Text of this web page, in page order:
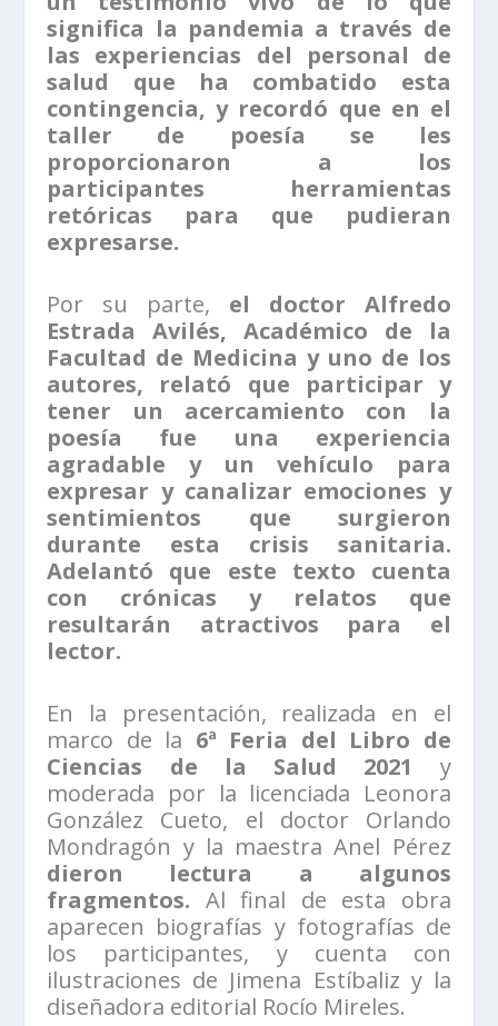
significa la pandemia a través de
las experiencias del personal de
salud que ha combatido esta
contingencia, y recordó que en el
taller de poesía se les
proporcionaron a los
participantes herramientas
retóricas para que pudieran
expresarse.
Por su parte, el doctor Alfredo
Estrada Avilés, Académico de la
Facultad de Medicina y uno de los
autores, relató que participar y
tener un acercamiento con la
poesía fue una experiencia
agradable y un vehículo para
expresar y canalizar emociones y
sentimientos que surgieron
durante esta crisis sanitaria.
Adelantó que este texto cuenta
con crónicas y relatos que
resultarán atractivos para el
lector.
En la presentación, realizada en el
marco de la 6ª Feria del Libro de
Ciencias de la Salud 2021
y
moderada por la licenciada Leonora
González Cueto, el doctor Orlando
Mondragón y la maestra Anel Pérez
dieron lectura a algunos
fragmentos. Al final de esta obra
aparecen biografías y fotografías de
los participantes, y cuenta con
ilustraciones de Jimena Estíbaliz y la
diseñadora editorial Rocío Mireles.